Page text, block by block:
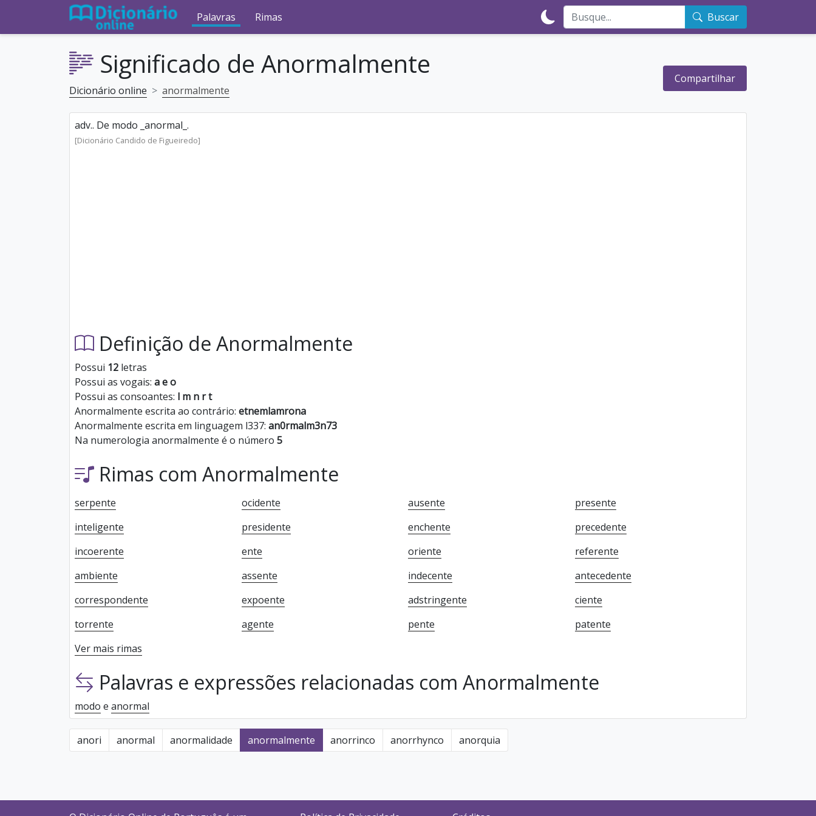
Palavras Rimas Buscar
Significado de Anormalmente
Dicionário online anormalmente
Compartilhar
adv.. De modo _anormal_.
[Dicionário Candido de Figueiredo]
Definição de Anormalmente
Possui 12 letras
Possui as vogais: a e o
Possui as consoantes: l m n r t
Anormalmente escrita ao contrário: etnemlamrona
Anormalmente escrita em linguagem l337: an0rmalm3n73
Na numerologia anormalmente é o número 5
Rimas com Anormalmente
serpente ocidente ausente
presente
inteligente
presidente enchente
precedente
incoerente
ente oriente
referente
ambiente
assente indecente
antecedente
correspondente
expoente adstringente
ciente
torrente
agente pente
patente
Ver mais rimas
Palavras e expressões relacionadas com Anormalmente
modo e anormal
anori anormal anormalidade anormalmente anorrinco anorrhynco anorquia